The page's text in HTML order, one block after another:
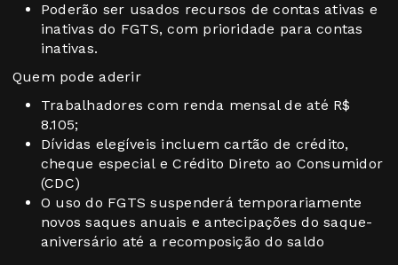
Poderão ser usados recursos de contas ativas e
inativas do FGTS, com prioridade para contas
inativas.
Quem pode aderir
Trabalhadores com renda mensal de até R$
8.105;
Dívidas elegíveis incluem cartão de crédito,
cheque especial e Crédito Direto ao Consumidor
(CDC)
O uso do FGTS suspenderá temporariamente
novos saques anuais e antecipações do saque-
aniversário até a recomposição do saldo